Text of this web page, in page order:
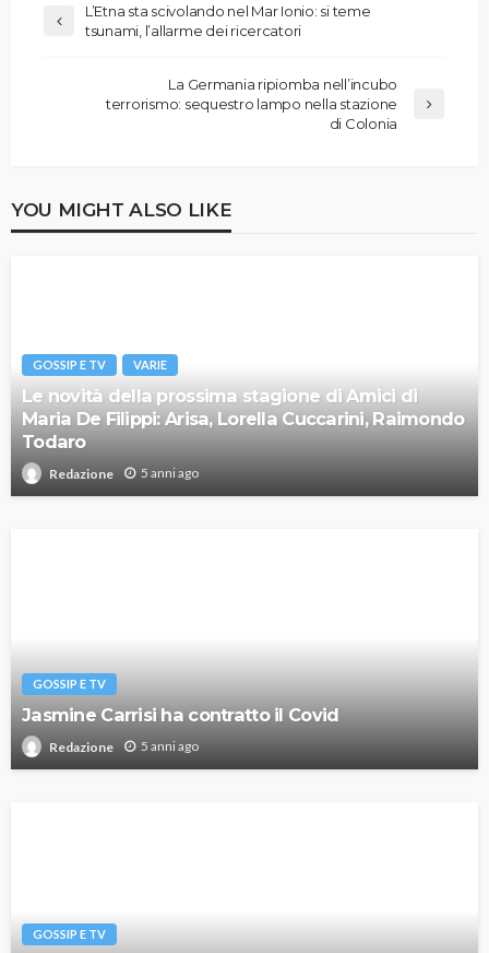
L’Etna sta scivolando nel Mar Ionio: si teme
tsunami, l’allarme dei ricercatori
La Germania ripiomba nell’incubo
terrorismo: sequestro lampo nella stazione
di Colonia
YOU MIGHT ALSO LIKE
GOSSIP E TV VARIE
Le novità della prossima stagione di Amici di
Maria De Filippi: Arisa, Lorella Cuccarini, Raimondo
Todaro
Redazione 5 anni ago
GOSSIP E TV
Jasmine Carrisi ha contratto il Covid
Redazione 5 anni ago
GOSSIP E TV